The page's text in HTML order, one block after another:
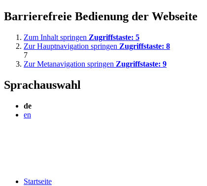
Barrierefreie Bedienung der Webseite
Zum Inhalt springen Zugriffstaste: 5
Zur Hauptnavigation springen Zugriffstaste: 8
7
Zur Metanavigation springen Zugriffstaste: 9
Sprachauswahl
de
en
Startseite